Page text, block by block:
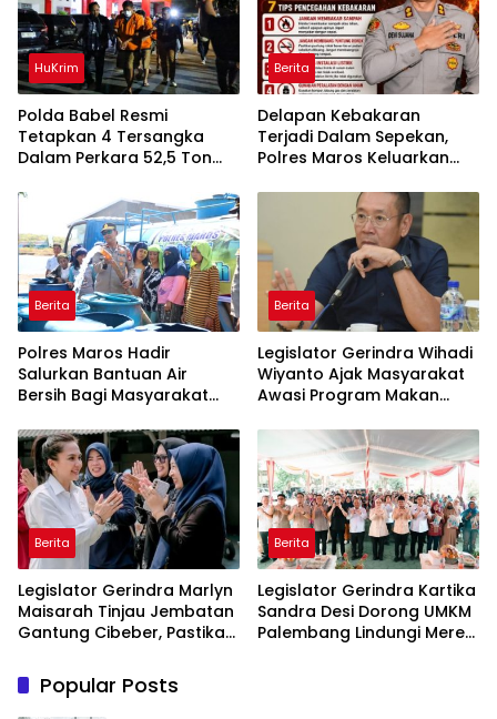
HuKrim
Polda Babel Resmi
Tetapkan 4 Tersangka
Dalam Perkara 52,5 Ton
Belitung
Berita
Delapan Kebakaran
Terjadi Dalam Sepekan,
Polres Maros Keluarkan
Masyarakat
Berita
Polres Maros Hadir
Salurkan Bantuan Air
Bersih Bagi Masyarakat
Di Maros
Berita
Legislator Gerindra Wihadi
Wiyanto Ajak Masyarakat
Awasi Program Makan
Sasaran
Berita
Legislator Gerindra Marlyn
Maisarah Tinjau Jembatan
Gantung Cibeber, Pastikan
Berita
Legislator Gerindra Kartika
Sandra Desi Dorong UMKM
Palembang Lindungi Merek
Popular Posts